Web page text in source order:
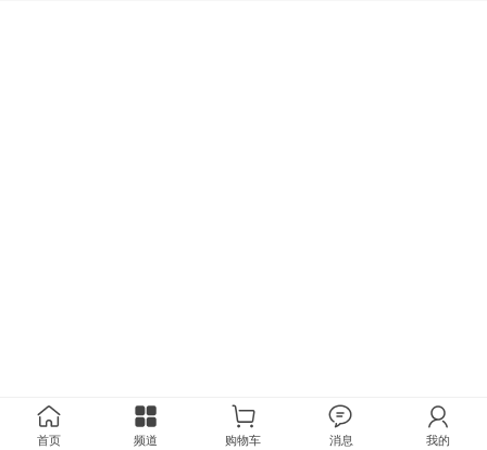
首页 频道 购物车 消息 我的